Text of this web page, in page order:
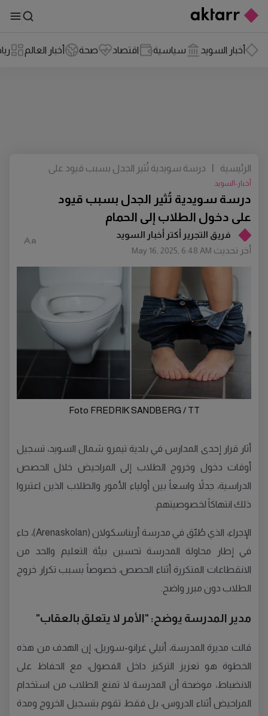
أخبار السويد سياسية اقتصاد صحة أخبار العالم
فريق التجرير أكتر أخبار السويد
أخر تحديث May 16, 2025, 6:48 AM
درسة سويدية تُثير الجدل بسبب قيود
على دخول الطلاب إلى الحمام
أخبار-السويد
الرئيسية |
درسة سويدية تُثير الجدل بسبب قيود على
Foto FREDRIK SANDBERG / TT
أثار قرار إحدى المدارس في بلدية تيمرو شمال السويد، تسجيل
أوقات دخول وخروج الطلاب إلى المراحيض خلال الحصص
الدراسية، جدلاً واسعاً بين أولياء الأمور والطلاب الذين اعتبروا
ذلك انتهاكاً لخصوصيتهم.
الإجراء، الذي طُبّق في مدرسة أريناسكولان (Arenaskolan)، جاء
في إطار محاولة المدرسة تحسين بيئة التعليم والحد من
الانقطاعات المتكررة أثناء الحصص، خصوصاً بسبب تكرار خروج
الطلاب دون مبرر واضح.
مدير المدرسة يوضح: "الأمر لا يتعلق بالعقاب"
قالت مديرة المدرسة، أنيلي غرانو-سوريل، إن الهدف من هذه
الخطوة هو تعزيز التركيز داخل الفصول، مع الحفاظ على
الانضباط، موضحة أن المدرسة لا تمنع الطلاب من استخدام
المراحيض أثناء الدروس، بل فقط تقوم بتسجيل الخروج ومدة